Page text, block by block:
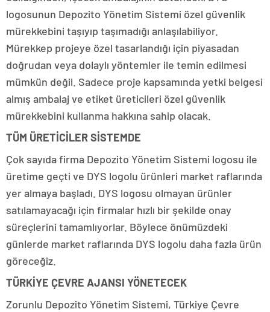
logosunun Depozito Yönetim Sistemi özel güvenlik
mürekkebini taşıyıp taşımadığı anlaşılabiliyor.
Mürekkep projeye özel tasarlandığı için piyasadan
doğrudan veya dolaylı yöntemler ile temin edilmesi
mümkün değil. Sadece proje kapsamında yetki belgesi
almış ambalaj ve etiket üreticileri özel güvenlik
mürekkebini kullanma hakkına sahip olacak.
TÜM ÜRETİCİLER SİSTEMDE
Çok sayıda firma Depozito Yönetim Sistemi logosu ile
üretime geçti ve DYS logolu ürünleri market raflarında
yer almaya başladı. DYS logosu olmayan ürünler
satılamayacağı için firmalar hızlı bir şekilde onay
süreçlerini tamamlıyorlar. Böylece önümüzdeki
günlerde market raflarında DYS logolu daha fazla ürün
göreceğiz.
TÜRKİYE ÇEVRE AJANSI YÖNETECEK
Zorunlu Depozito Yönetim Sistemi, Türkiye Çevre